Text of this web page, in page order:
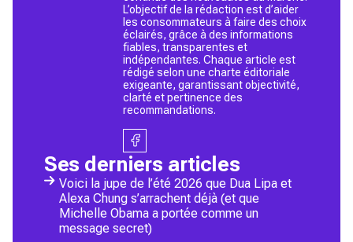
L’objectif de la rédaction est d’aider
les consommateurs à faire des choix
éclairés, grâce à des informations
fiables, transparentes et
indépendantes. Chaque article est
rédigé selon une charte éditoriale
exigeante, garantissant objectivité,
clarté et pertinence des
recommandations.
Ses derniers articles
Voici la jupe de l’été 2026 que Dua Lipa et
Alexa Chung s’arrachent déjà (et que
Michelle Obama a portée comme un
message secret)